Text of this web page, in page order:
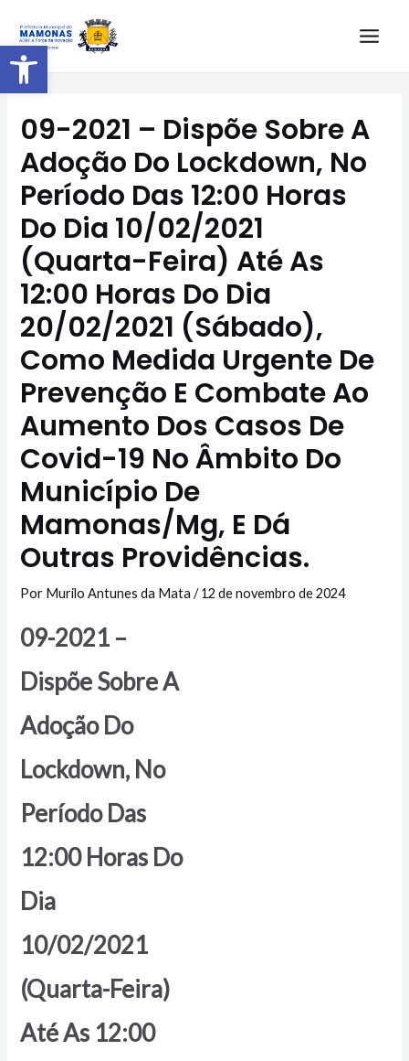
Barra de Ferramentas Aberta
09-2021 – Dispõe Sobre A
Adoção Do Lockdown, No
Período Das 12:00 Horas
Do Dia 10/02/2021
(Quarta-Feira) Até As
12:00 Horas Do Dia
20/02/2021 (Sábado),
Como Medida Urgente De
Prevenção E Combate Ao
Aumento Dos Casos De
Covid-19 No Âmbito Do
Município De
Mamonas/Mg, E Dá
Outras Providências.
Por Murilo Antunes da Mata/12 de novembro de 2024
09-2021 –
Dispõe Sobre A
Adoção Do
Lockdown, No
Período Das
12:00 Horas Do
Dia
10/02/2021
(Quarta-Feira)
Até As 12:00